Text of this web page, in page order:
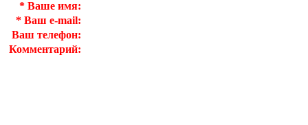
* Ваше имя:
* Ваш e-mail:
Ваш телефон:
Комментарий: